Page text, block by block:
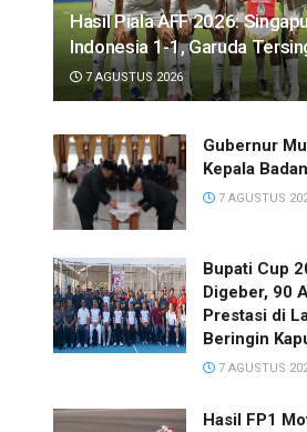
Hasil Piala AFF 2026:
Indonesia 1-1, Garuda
7 AGUSTUS 2026
Gubernur
Kepala
7 AGUSTUS
Bupati Cup
Digeber, 90
Prestasi di
Beringin
7 AGUSTUS
Hasil FP1